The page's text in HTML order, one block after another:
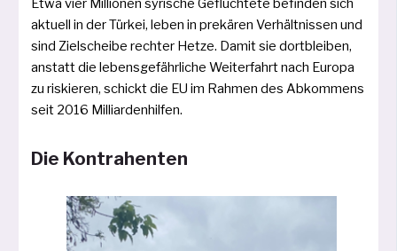
Etwa vier Millionen syri­sche Geflüchtete befin­den sich
aktu­ell in der Türkei, leben in pre­kä­ren Verhältnissen und
sind Zielscheibe rech­ter Hetze. Damit sie dort­blei­ben,
anstatt die lebens­ge­fähr­li­che Weiterfahrt nach Europa
zu ris­kie­ren, schickt die EU im Rahmen des Abkommens
seit 2016 Milliardenhilfen.
Die Kontrahenten